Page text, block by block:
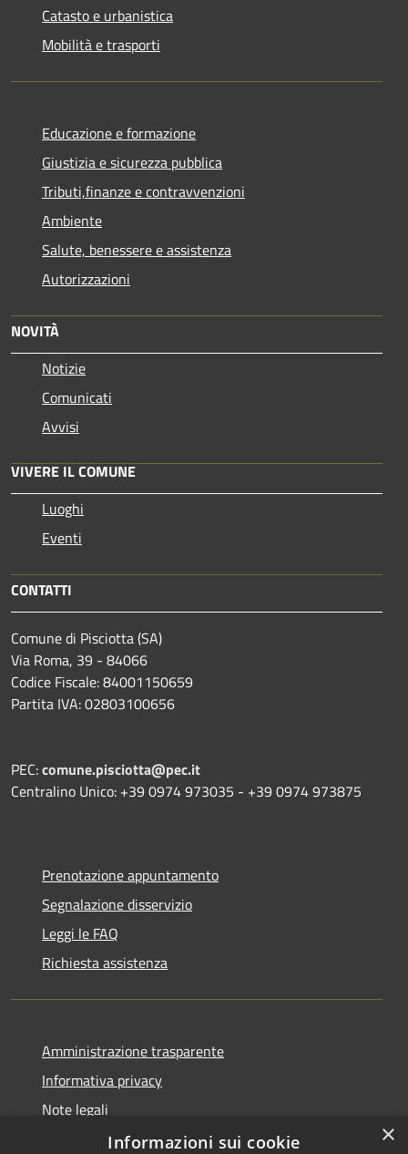
Catasto e urbanistica
Mobilità e trasporti
Educazione e formazione
Giustizia e sicurezza pubblica
Tributi,finanze e contravvenzioni
Ambiente
Salute, benessere e assistenza
Autorizzazioni
NOVITÀ
Notizie
Comunicati
Avvisi
VIVERE IL COMUNE
Luoghi
Eventi
CONTATTI
Comune di Pisciotta (SA)
Via Roma, 39 - 84066
Codice Fiscale: 84001150659
Partita IVA: 02803100656
PEC:comune.pisciotta@pec.it
Centralino Unico: +39 0974 973035 - +39 0974 973875
Prenotazione appuntamento
Segnalazione disservizio
Leggi le FAQ
Richiesta assistenza
Amministrazione trasparente
Informativa privacy
Note legali
Dichiarazione di accessibilità
×
Informazioni sui cookie